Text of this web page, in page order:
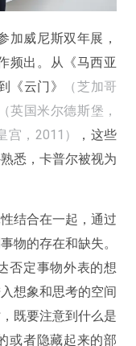
加威尼斯双年展，
频出。从《马西亚
《云门》
（芝加哥
（英国米尔德斯堡，
宫，2011）
，这些
悉，卡普尔被视为
结合在一起，通过
物的存在和缺失。
否定事物外表的想
想象和思考的空间
既要注意到什么是
或者隐藏起来的部